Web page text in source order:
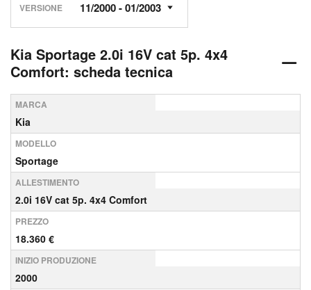
VERSIONE
Kia Sportage 2.0i 16V cat 5p. 4x4
Comfort: scheda tecnica
MARCA
Kia
MODELLO
Sportage
ALLESTIMENTO
2.0i 16V cat 5p. 4x4 Comfort
PREZZO
18.360 €
INIZIO PRODUZIONE
2000